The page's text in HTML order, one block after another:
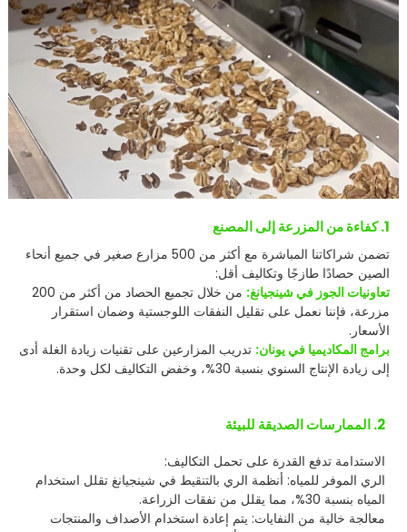
1. كفاءة من المزرعة إلى المصنع
تضمن شراكاتنا المباشرة مع أكثر من 500 مزارع صغير في جميع أنحاء
الصين حصادًا طازجًا وتكاليف أقل:
تعاونيات الجوز في شينجيانغ:
من خلال تجميع الحصاد من أكثر من 200
مزرعة، فإننا نعمل على تقليل النفقات اللوجستية وضمان استقرار
الأسعار.
برامج المكاديميا في يونان: تدريب المزارعين على تقنيات زيادة الغلة أدى
إلى زيادة الإنتاج السنوي بنسبة 30%، وخفض التكاليف لكل وحدة.
2. الممارسات الصديقة للبيئة
الاستدامة تدفع القدرة على تحمل التكاليف:
الري الموفر للمياه: أنظمة الري بالتنقيط في شينجيانغ تقلل استخدام
المياه بنسبة 30%، مما يقلل من نفقات الزراعة.
معالجة خالية من النفايات: يتم إعادة استخدام الأصداف والمنتجات